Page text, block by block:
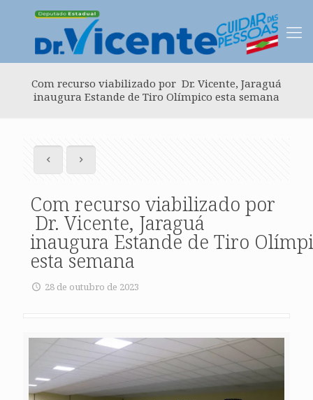
Com recurso viabilizado por Dr. Vicente, Jaraguá
inaugura Estande de Tiro Olímpico esta semana
Com recurso viabilizado por
Dr. Vicente, Jaraguá
inaugura Estande de Tiro
esta semana
28 de outubro de 2023